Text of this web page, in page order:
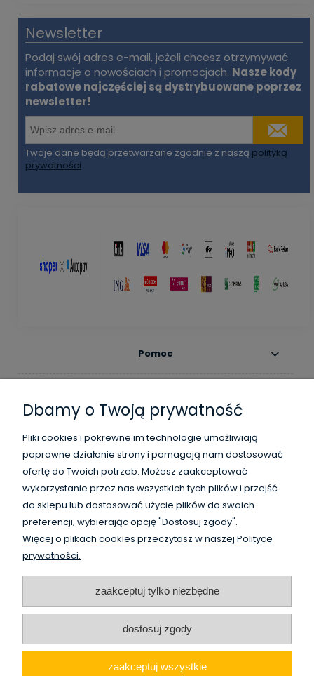
Newsletter
Podaj swój adres e-mail, jeżeli chcesz otrzymywać
informacje o nowościach i promocjach. Nasze kody
rabatowe najczęściej są dystrybuowane poprzez
newsletter!
Twoje dane będą przetwarzane zgodnie z naszą polityką
prywatności
Pomoc
Informacje
O nas
WysokiSklad.pl jest własnością firmy Vanguard Poland
www.vanguardpoland.com
Dbamy o Twoją prywatność
Pliki cookies i pokrewne im technologie umożliwiają
poprawne działanie strony i pomagają nam dostosować
ofertę do Twoich potrzeb. Możesz zaakceptować
wykorzystanie przez nas wszystkich tych plików i przejść
do sklepu lub dostosować użycie plików do swoich
preferencji, wybierając opcję "Dostosuj zgody".
Więcej o plikach cookies przeczytasz w naszej Polityce
prywatności.
zaakceptuj tylko niezbędne
dostosuj zgody
zaakceptuj wszystkie